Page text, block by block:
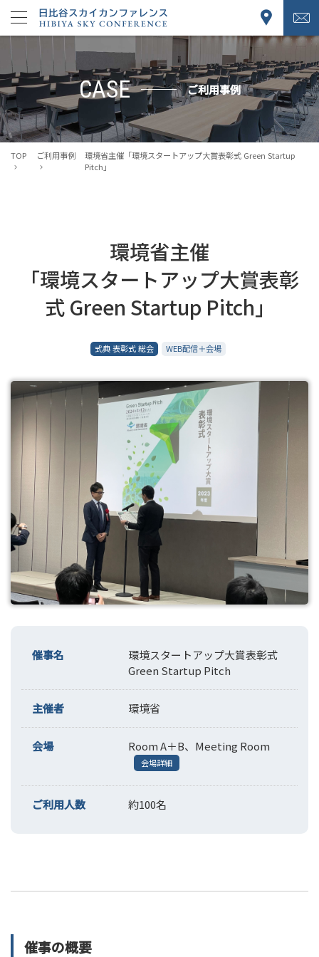
CASE ご利用事例
TOP ご利用事例 環境省主催「環境スタートアップ大賞表彰式 Green Startup
Pitch」
環境省主催
「環境スタートアップ大賞表彰
式 Green Startup Pitch」
式典 表彰式 総会 WEB配信＋会場
催事名
環境スタートアップ大賞表彰式
Green Startup Pitch
主催者 環境省
会場 Room A＋B、Meeting Room
会場詳細
ご利用人数 約100名
催事の概要